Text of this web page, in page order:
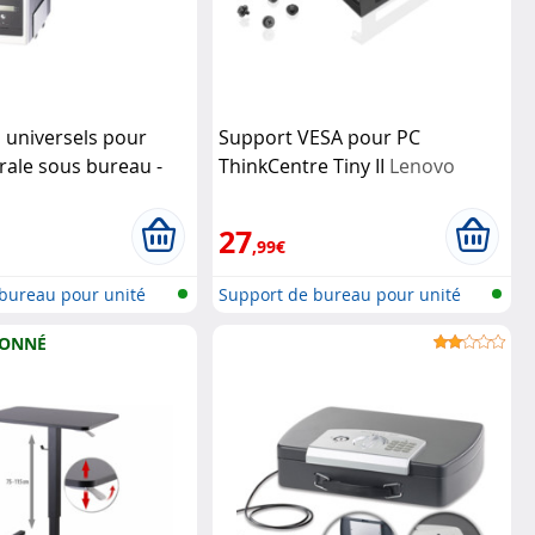
pour
sous bureau -
pour unité
Support VESA pour PC
ThinkCentre Tiny II Lenovo
27,99€
Support de bureau pour unité